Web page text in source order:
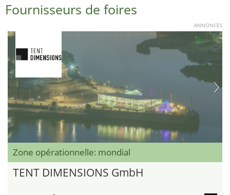
Fournisseurs de foires
ANNONCES
Zone opérationnelle: mondial
TENT DIMENSIONS GmbH